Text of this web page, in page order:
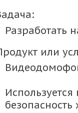
Разработать
или